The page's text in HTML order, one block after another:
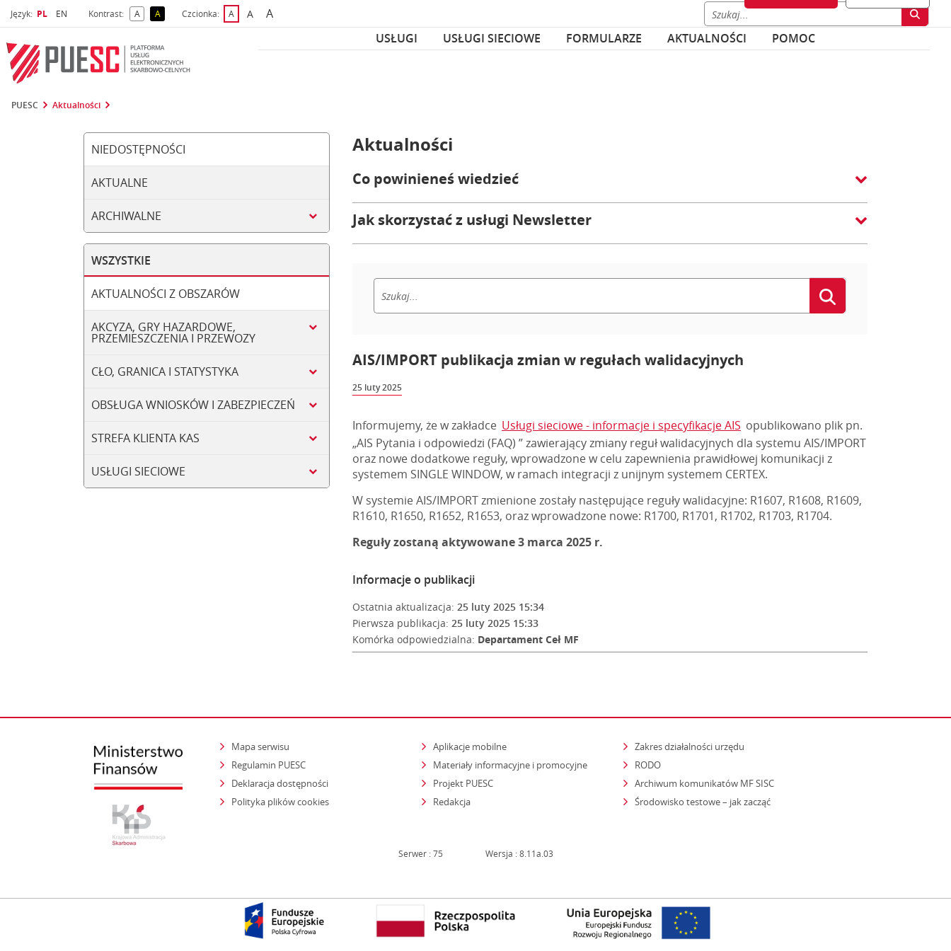
Język: Wybrany język
PL Wybierz język
EN Kontrast: Akontrast domyślny
Akontrast żółty tekst na czarnym tle
Czcionka: Adomyślna czcionka
Awiększa czcionka
Anajwiększa czcionka
USŁUGI
USŁUGI SIECIOWE FORMULARZE AKTUALNOŚCI POMOC
PUESC Aktualności
NIEDOSTĘPNOŚCI
AKTUALNE
ARCHIWALNE
WSZYSTKIE
AKTUALNOŚCI Z OBSZARÓW
AKCYZA, GRY HAZARDOWE,
PRZEMIESZCZENIA I PRZEWOZY
CŁO, GRANICA I STATYSTYKA
OBSŁUGA WNIOSKÓW I ZABEZPIECZEŃ
STREFA KLIENTA KAS
USŁUGI SIECIOWE
Aktualności
Co powinieneś wiedzieć
Jak skorzystać z usługi Newsletter
AIS/IMPORT publikacja zmian w regułach walidacyjnych
25 luty 2025
Informujemy, że w zakładce Usługi sieciowe - informacje i specyfikacje AIS opublikowano plik pn.
„AIS Pytania i odpowiedzi (FAQ) ” zawierający zmiany reguł walidacyjnych dla systemu AIS/IMPORT
oraz nowe dodatkowe reguły, wprowadzone w celu zapewnienia prawidłowej komunikacji z
systemem SINGLE WINDOW, w ramach integracji z unijnym systemem CERTEX.
W systemie AIS/IMPORT zmienione zostały następujące reguły walidacyjne: R1607, R1608, R1609,
R1610, R1650, R1652, R1653, oraz wprowadzone nowe: R1700, R1701, R1702, R1703, R1704.
Reguły zostaną aktywowane 3 marca 2025 r.
Informacje o publikacji
Ostatnia aktualizacja: 25 luty 2025 15:34
Pierwsza publikacja: 25 luty 2025 15:33
Komórka odpowiedzialna: Departament Ceł MF
Mapa serwisu
Regulamin PUESC
Deklaracja dostępności
Polityka plików cookies
Aplikacje mobilne
Materiały informacyjne i promocyjne
Projekt PUESC
Redakcja
Zakres działalności urzędu
RODO
Archiwum komunikatów MF SISC
Środowisko testowe – jak zacząćstrona otwiera się w nowym oknie
Serwer : 75 Wersja : 8.11a.03